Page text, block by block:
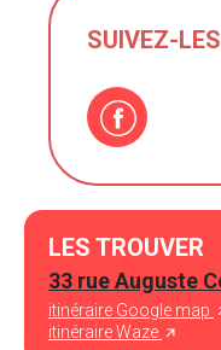
SUIVEZ-LES
LES TROUVER
33 rue Auguste
itinéraire Google map
itinéraire Waze